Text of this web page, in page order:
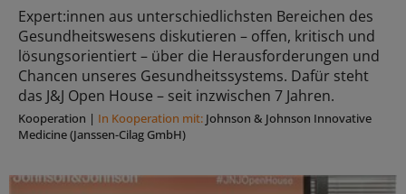
Expert:innen aus unterschiedlichsten Bereichen des
Gesundheitswesens diskutieren – offen, kritisch und
lösungsorientiert – über die Herausforderungen und
Chancen unseres Gesundheitssystems. Dafür steht
das J&J Open House – seit inzwischen 7 Jahren.
Kooperation | In Kooperation mit: Johnson & Johnson Innovative
Medicine (Janssen-Cilag GmbH)